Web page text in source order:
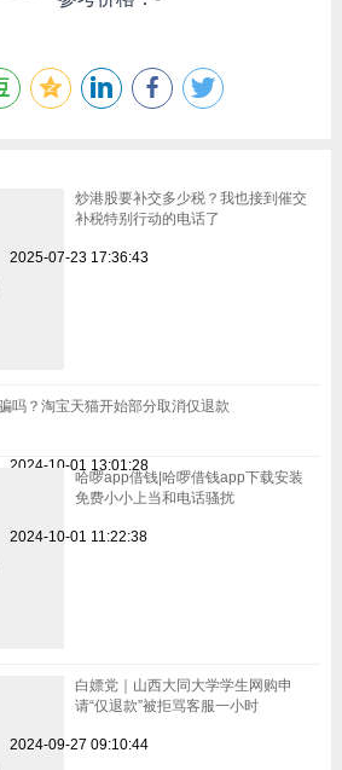
炒港股要补交多少税？我也接到催交
补税特别行动的电话了
2025-07-23 17:36:43
吗？淘宝天猫开始部分取消仅退款
2024-10-01 13:01:28
哈啰app借钱|哈啰借钱app下载安装
免费小小上当和电话骚扰
2024-10-01 11:22:38
白嫖党｜山西大同大学学生网购申
请“仅退款”被拒骂客服一小时
2024-09-27 09:10:44